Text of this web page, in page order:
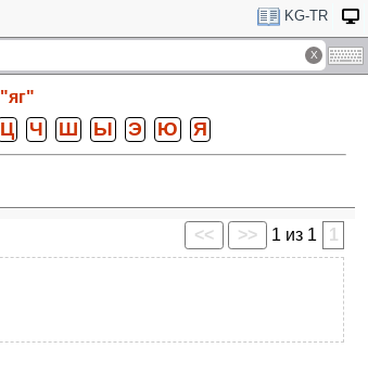
KG-TR
"яг"
Ц Ч Ш Ы Э Ю Я
<< >> 1 из 1 1